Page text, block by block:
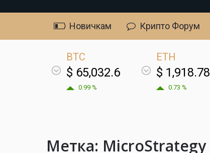
Новичкам Крипто Форум
BTC
$ 65,032.6
0.99 %
ETH
$ 1,918.78
0.73 %
Метка: MicroStrategy